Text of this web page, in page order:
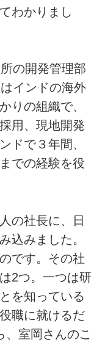
わかりまし
の開発管理部
インドの海外
りの組織で、
用、現地開発
ドで３年間、
での経験を役
の社長に、日
込みました。
です。その社
2つ。一つは研
を知っている
職に就けるだ
、室岡さんのこ